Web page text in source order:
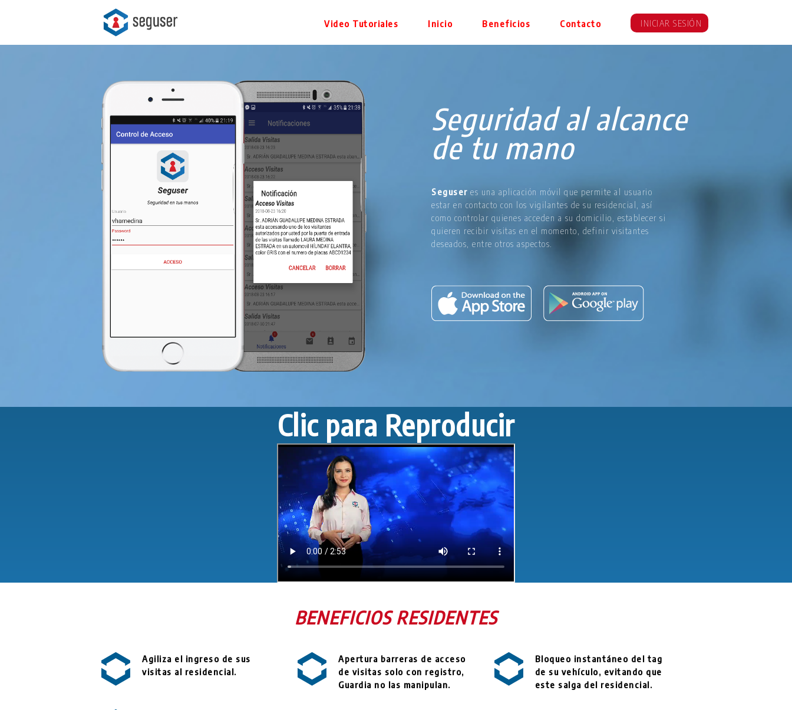
INICIAR SESIÓN
Contacto
Beneficios
Inicio
Video Tutoriales
Seguridad al alcance
de tu mano
Seguser es una aplicación móvil que permite al usuario
estar en contacto con los vigilantes de su residencial, así
como controlar quienes acceden a su domicilio, establecer si
quieren recibir visitas en el momento, definir visitantes
deseados, entre otros aspectos.
Clic para Reproducir
BENEFICIOS RESIDENTES
Agiliza el ingreso de sus
visitas al residencial.
Apertura barreras de acceso
de visitas solo con registro,
Guardia no las manipulan.
Bloqueo instantáneo del tag
de su vehículo, evitando que
este salga del residencial.